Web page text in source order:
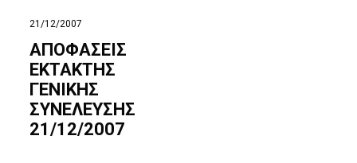
21/12/2007
ΑΠΟΦΑΣΕΙΣ
ΕΚΤΑΚΤΗΣ
ΓΕΝΙΚΗΣ
ΣΥΝΕΛΕΥΣΗΣ
21/12/2007